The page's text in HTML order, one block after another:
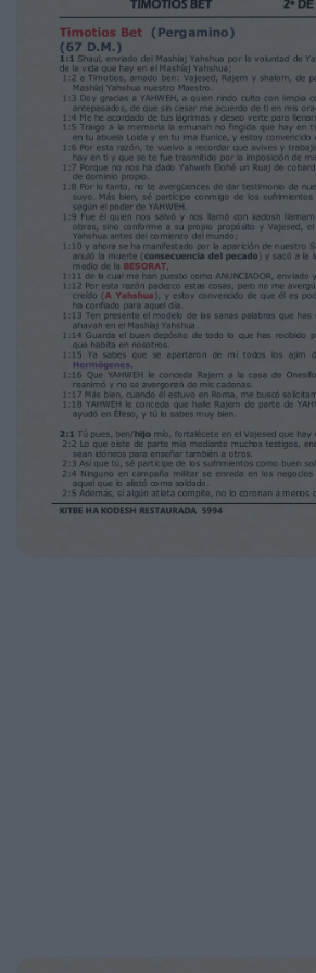
shalom, de parte de YAHWEH el
Mashíaj Yahshua nuestro Maestro.
1:3 Doy gracias a YAHWEH, a
con limpia conciencia como lo
antepasados, de que sin cesar
de ti en mis oraciones de noche y
1:4 Me he acordado de tus
verte para llenarme de gozo.
1:5 Traigo a la memoria la
que hay en ti, la cual estuvo
en tu abuela Loida y en tu ima
convencido de que también en ti.
1:6 Por esta razón, te vuelvo a
avives y trabajes el don de
hay en ti y que se te fue
imposición de mis manos.
1:7 Porque no nos ha dado
Ruaj de cobardía, sino de poder,
de dominio propio.
1:8 Por lo tanto, no te
testimonio de nuestro Adon, ni de
prisionero
suyo. Más bien, sé partícipe
sufrimientos por LA BESORAT